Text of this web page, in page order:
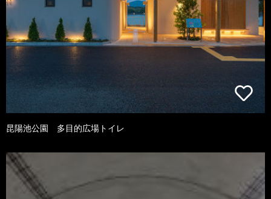
昆陽池公園 多目的広場トイレ